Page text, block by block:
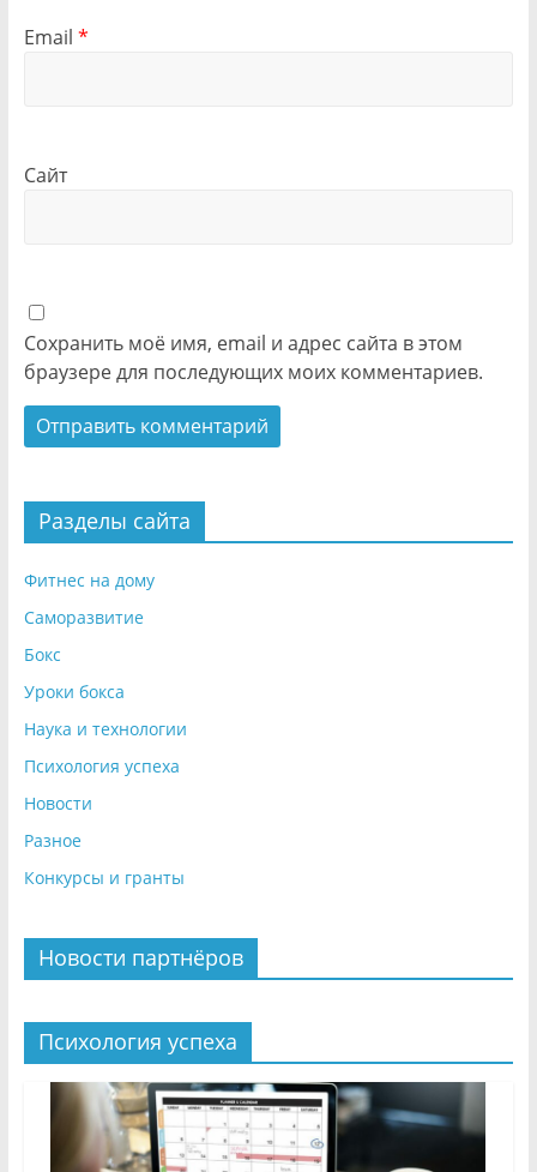
Email *
Сайт
Сохранить моё имя, email и адрес сайта в этом
браузере для последующих моих комментариев.
Разделы сайта
Фитнес на дому
Саморазвитие
Бокс
Уроки бокса
Наука и технологии
Психология успеха
Новости
Разное
Конкурсы и гранты
Новости партнёров
Психология успеха